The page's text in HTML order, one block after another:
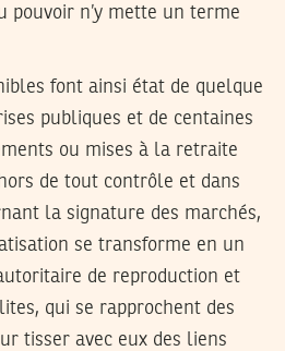
pouvoir n’y mette un terme
font ainsi état de quelque
publiques et de centaines
ou mises à la retraite
de tout contrôle et dans
la signature des marchés,
se transforme en un
de reproduction et
qui se rapprochent des
tisser avec eux des liens